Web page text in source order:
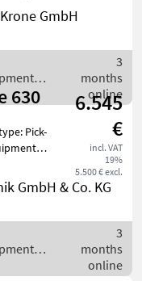
Fe
GmbH
Deere
3
months
online
630
6.545
€
incl. VAT
19%
5.500 € excl.
Pick-
GmbH & Co. KG
3
months
online